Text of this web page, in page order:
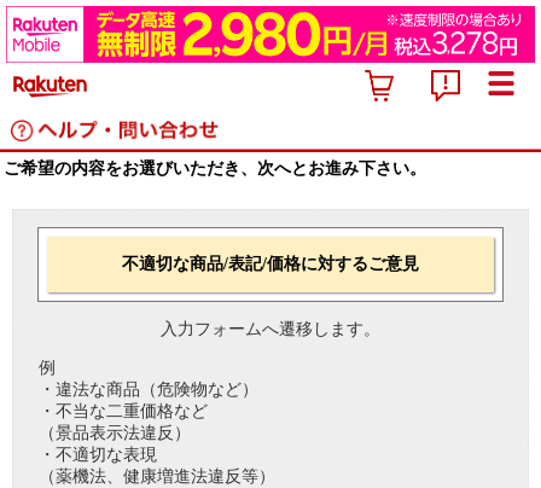
ご希望の内容をお選びいただき、次へとお進み下さい。
不適切な商品/表記/価格に対するご意見
入力フォームへ遷移します。
例
・違法な商品（危険物など）
・不当な二重価格など
（景品表示法違反）
・不適切な表現
（薬機法、健康増進法違反等）